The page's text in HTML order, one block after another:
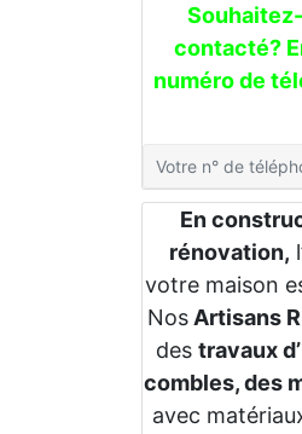
contacté?
numéro de
En
rénovation,
votre maison
NosArtisans
des travaux
combles, des
avec